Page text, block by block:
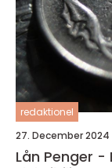
redaktionel
27. December 2024
Lån Penger